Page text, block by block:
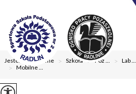
Jesteś tutaj:Home > Szkoła > Poz ... > Lab ...
> Mobilne ...